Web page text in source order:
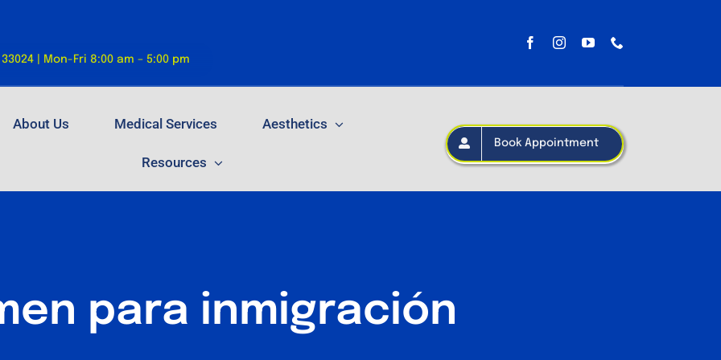
| Mon-Fri 8:00 am – 5:00 pm
About Us Medical Services Aesthetics
Resources
Book Appointment
para inmigración